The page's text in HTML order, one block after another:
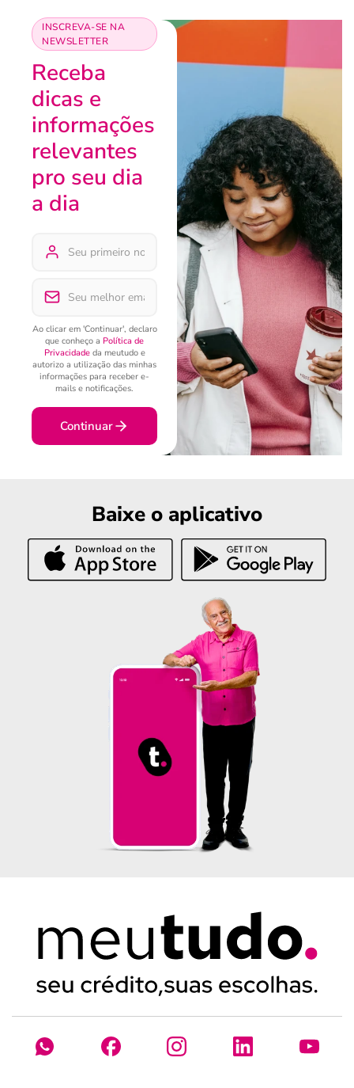
INSCREVA-SE NA
NEWSLETTER
Receba
dicas e
informações
relevantes
pro seu dia
a dia
Ao clicar em 'Continuar', declaro
que conheço a Política de
Privacidadeda meutudo e
autorizo a utilização das minhas
informações para receber e-
mails e notificações.
Continuar
Baixe o aplicativo